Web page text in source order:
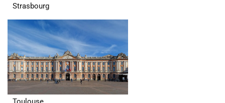
Strasbourg